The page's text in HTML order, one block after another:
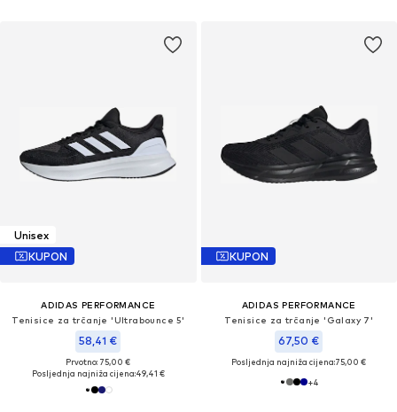
Unisex
KUPON
ADIDAS PERFORMANCE
Tenisice za trčanje 'Ultrabounce 5'
58,41 €
Prvotno: 75,00 €
Posljednja najniža cijena:49,41 €
KUPON
ADIDAS PERFORMANCE
Tenisice za trčanje 'Galaxy 7'
67,50 €
Posljednja najniža cijena:75,00 €
+4